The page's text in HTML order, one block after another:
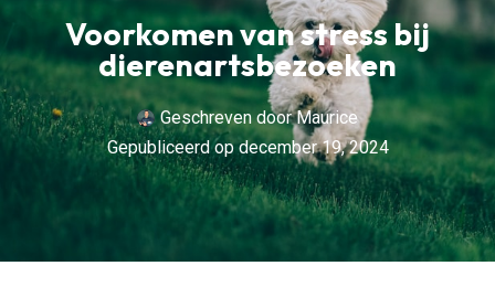
Voorkomen van stress bij
dierenartsbezoeken
Geschreven doorMaurice
Gepubliceerd opdecember 19, 2024